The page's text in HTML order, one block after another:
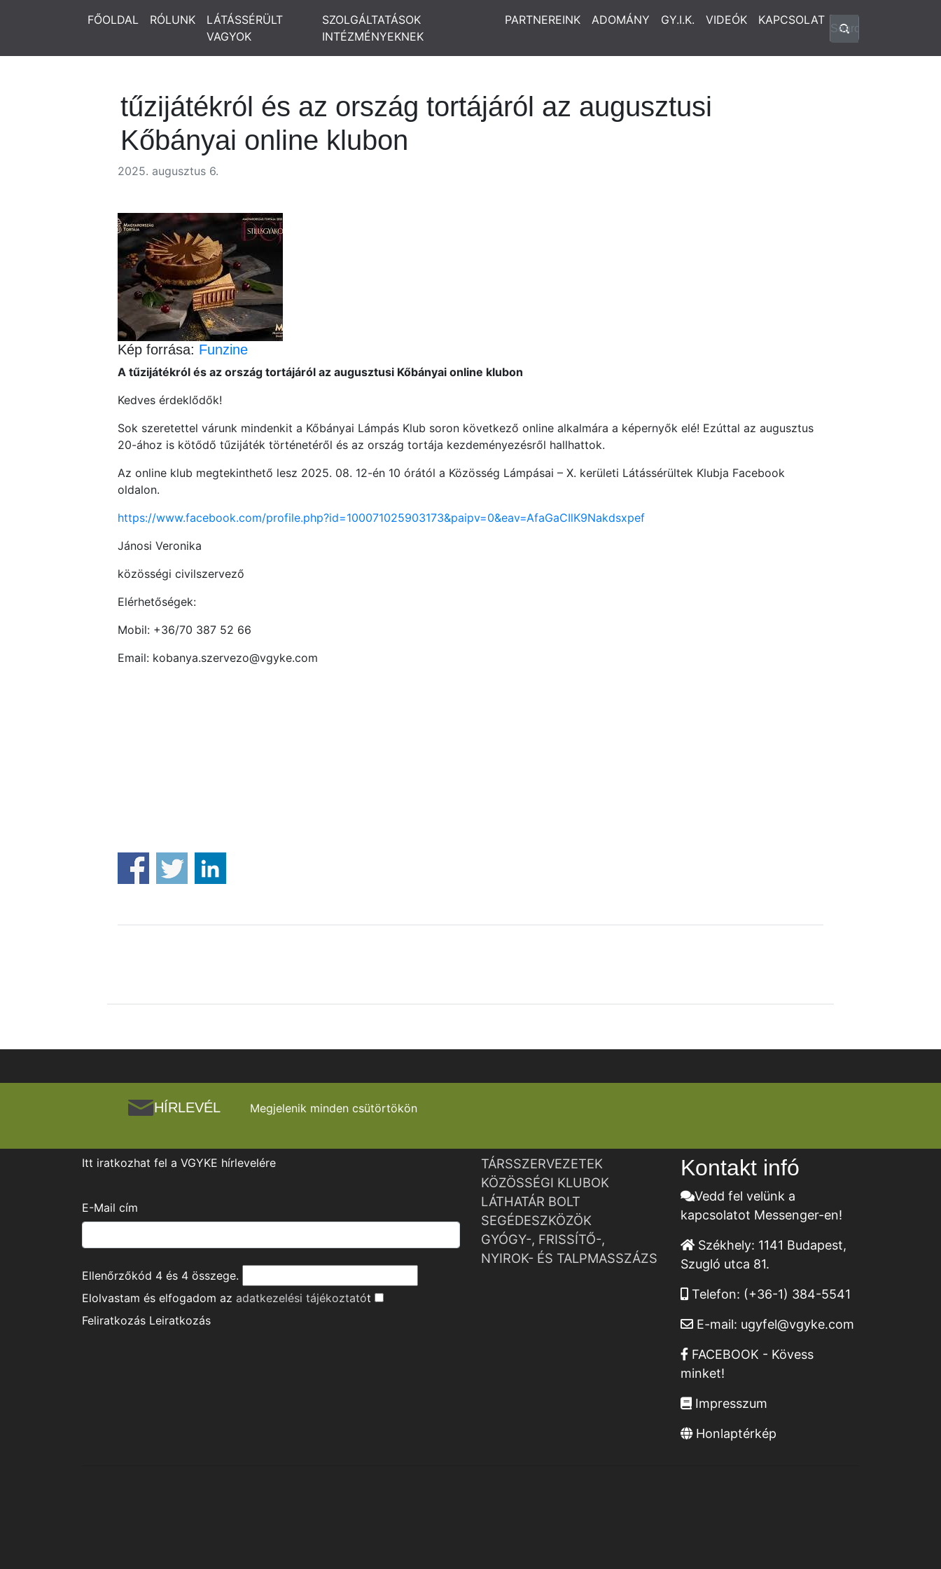
FŐOLDAL RÓLUNK
LÁTÁSSÉRÜLT
VAGYOK
SZOLGÁLTATÁSOK
INTÉZMÉNYEKNEK
PARTNEREINK ADOMÁNY GY.I.K. VIDEÓK KAPCSOLAT
tűzijátékról és az ország tortájáról az augusztusi
Kőbányai online klubon
2025. augusztus 6.
Kép forrása: Funzine
A tűzijátékról és az ország tortájáról az augusztusi Kőbányai online klubon
Kedves érdeklődők!
Sok szeretettel várunk mindenkit a Kőbányai Lámpás Klub soron következő online alkalmára a képernyők elé! Ezúttal az augusztus
20-ához is kötődő tűzijáték történetéről és az ország tortája kezdeményezésről hallhattok.
Az online klub megtekinthető lesz 2025. 08. 12-én 10 órától a Közösség Lámpásai – X. kerületi Látássérültek Klubja Facebook
oldalon.
https://www.facebook.com/profile.php?id=100071025903173&paipv=0&eav=AfaGaCIlK9Nakdsxpef
Jánosi Veronika
közösségi civilszervező
Elérhetőségek:
Mobil: +36/70 387 52 66
Email: kobanya.szervezo@vgyke.com
HÍRLEVÉL Megjelenik minden csütörtökön
Itt iratkozhat fel a VGYKE hírlevelére
E-Mail cím
Ellenőrzőkód 4 és 4 összege.
Elolvastam és elfogadom az adatkezelési tájékoztatót
Feliratkozás Leiratkozás
TÁRSSZERVEZETEK
KÖZÖSSÉGI KLUBOK
LÁTHATÁR BOLT
SEGÉDESZKÖZÖK
GYÓGY-, FRISSÍTŐ-,
NYIROK- ÉS TALPMASSZÁZS
Kontakt infó
Vedd fel velünk a
kapcsolatot Messenger-en!
Székhely: 1141 Budapest,
Szugló utca 81.
Telefon: (+36-1) 384-5541
E-mail: ugyfel@vgyke.com
FACEBOOK - Kövess
minket!
Impresszum
Honlaptérkép